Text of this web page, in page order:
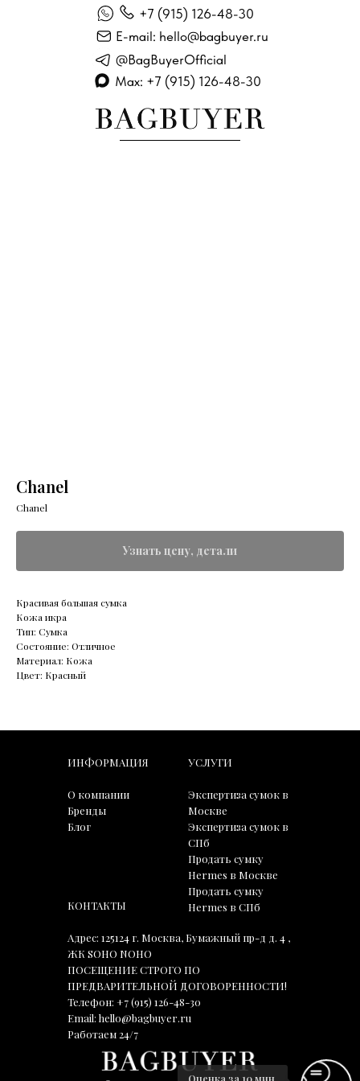
E-mail: hello@bagbuyer.ru
+7 (915) 126-48-30
@BagBuyerOfficial
Max: +7 (915) 126-48-30
Chanel
Chanel
Узнать цену, детали
Красивая большая сумка
Кожа икра
Тип: Сумка
Состояние: Отличное
Материал: Кожа
Цвет: Красный
ИНФОРМАЦИЯ
О компании
Бренды
Блог
УСЛУГИ
Экспертиза сумок в
Москве
Экспертиза сумок в
СПб
Продать сумку
Hermes в Москве
Продать сумку
Hermes в СПб
КОНТАКТЫ
Адрес: 125124 г. Москва, Бумажный пр-д д. 4 ,
ЖК SOHO NOHO
ПОСЕЩЕНИЕ СТРОГО ПО
ПРЕДВАРИТЕЛЬНОЙ ДОГОВОРЕННОСТИ!
Телефон: +7 (915) 126-48-30
Email: hello@bagbuyer.ru
Работаем 24/7